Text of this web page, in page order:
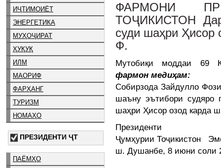
ИҶТИМОИЁТ
ЭНЕРГЕТИКА
МУҲОҶИРАТ
ҲУҚУҚ
ИЛМ
МАОРИФ
ФАРҲАНГ
ТУРИЗМ
НОМАҲО
ПРЕЗИДЕНТИ ҶТ
ПАЁМҲО
ФАРМОНИ
ТОҶИКИСТОН
суди шаҳри Ҳисор
Ф.
Мутобиқи моддаи 69
фармон медиҳам:
Собирзода Зайдулло
шаъну эътибори судяро
шаҳри Ҳисор озод карда
Президенти
Ҷумҳурии Тоҷикистон
ш. Душанбе, 8 июни соли